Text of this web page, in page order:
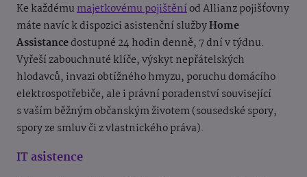
Ke každémumajetkovému pojištěníod Allianz pojišťovny
máte navíc k dispozici asistenční službyHome
Assistancedostupné 24 hodin denně, 7 dní v týdnu.
Vyřeší zabouchnuté klíče, výskyt nepřátelských
hlodavců, invazi obtížného hmyzu, poruchu domácího
elektrospotřebiče, ale i právní poradenství související
s vaším běžným občanským životem (sousedské spory,
spory ze smluv či z vlastnického práva).
IT asistence